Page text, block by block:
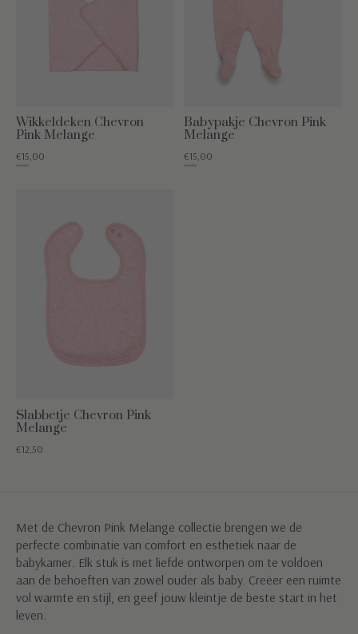
Wikkeldeken Chevron
Pink Melange
€15,00
€50,00
Babypakje Chevron Pink
Melange
€15,00
€39,95
Slabbetje Chevron Pink
Melange
€12,50
Met de Chevron Pink Melange collectie brengen we de
perfecte combinatie van comfort en esthetiek naar de
babykamer. Elk stuk is met liefde ontworpen om te voldoen
aan de behoeften van zowel ouder als baby. Creëer een ruimte
vol warmte en stijl, en geef jouw kleintje de beste start in het
leven.